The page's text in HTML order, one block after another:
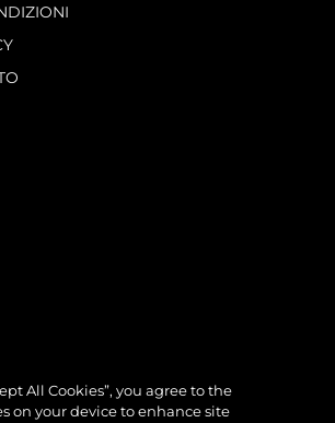
All Cookies”, you agree to the
on your device to enhance site